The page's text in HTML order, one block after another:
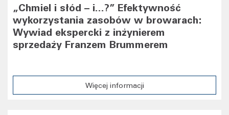
„Chmiel i słód – i...?” Efektywność
wykorzystania zasobów w browarach:
Wywiad ekspercki z inżynierem
sprzedaży Franzem Brummerem
Więcej informacji